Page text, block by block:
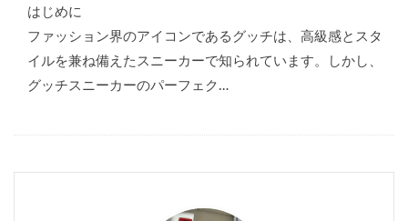
はじめに
ファッション界のアイコンであるグッチは、高級感とスタ
イルを兼ね備えたスニーカーで知られています。しかし、
グッチスニーカーのパーフェク…